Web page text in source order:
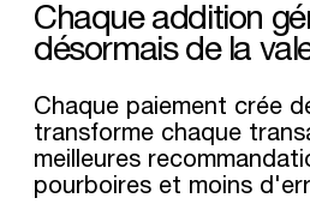
Chaque addition
désormais de la
Chaque paiement crée
transforme chaque
meilleures
pourboires et moins